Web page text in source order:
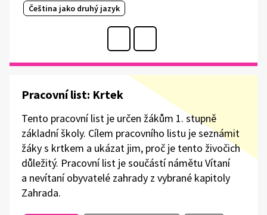
Čeština jako druhý jazyk
Pracovní list: Krtek
Tento pracovní list je určen žákům 1. stupně
základní školy. Cílem pracovního listu je seznámit
žáky s krtkem a ukázat jim, proč je tento živočich
důležitý. Pracovní list je součástí námětu Vítaní
a nevítaní obyvatelé zahrady z vybrané kapitoly
Zahrada.